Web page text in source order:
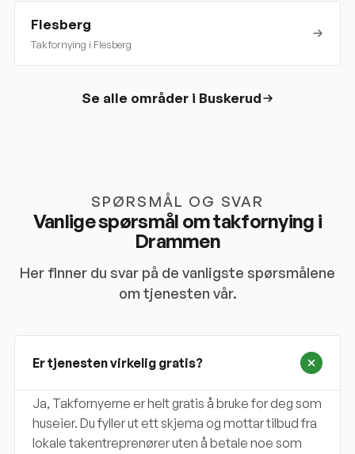
Flesberg
Takfornying i Flesberg
Se alle områder i Buskerud
SPØRSMÅL OG SVAR
Vanlige spørsmål om takfornying i
Drammen
Her finner du svar på de vanligste spørsmålene
om tjenesten vår.
Er tjenesten virkelig gratis?
Ja, Takfornyerne er helt gratis å bruke for deg som
huseier. Du fyller ut ett skjema og mottar tilbud fra
lokale takentreprenører uten å betale noe som